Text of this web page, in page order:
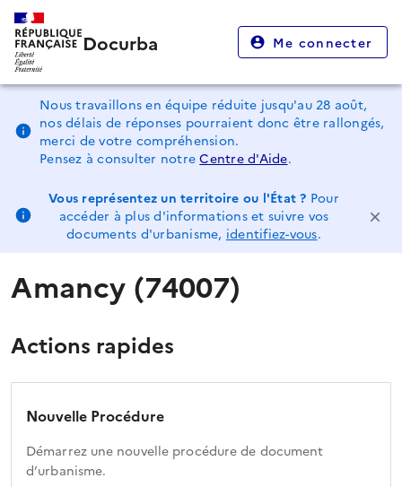
Docurba Me connecter
Nous travaillons en équipe réduite jusqu'au 28 août,
nos délais de réponses pourraient donc être rallongés,
merci de votre compréhension.
Pensez à consulter notreCentre d'Aide.
Vous représentez un territoire ou l'État ? Pour
accéder à plus d'informations et suivre vos
documents d'urbanisme, identifiez-vous.
Amancy (74007)
Actions rapides
Nouvelle Procédure
Démarrez une nouvelle procédure de document
d’urbanisme.